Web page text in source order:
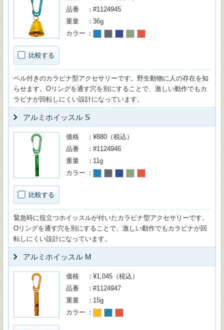
比較する
品番
#1124945
重量
36g
カラー
ベル付きのカラビナ型アクセサリーです。野生動物に人の存在を知
らせます。Oリングを通す穴を別にすることで、激しい動作でもカ
ラビナが回転しにくい設計になっています。
アルミホイッスル S
比較する
価格
¥880（税込）
品番
#1124946
重量
11g
カラー
緊急時に役立つホイッスルが付いたカラビナ型アクセサリーです。
Oリングを通す穴を別にすることで、激しい動作でもカラビナが回
転しにくい設計になっています。
アルミホイッスル M
価格
¥1,045（税込）
品番
#1124947
重量
15g
カラー